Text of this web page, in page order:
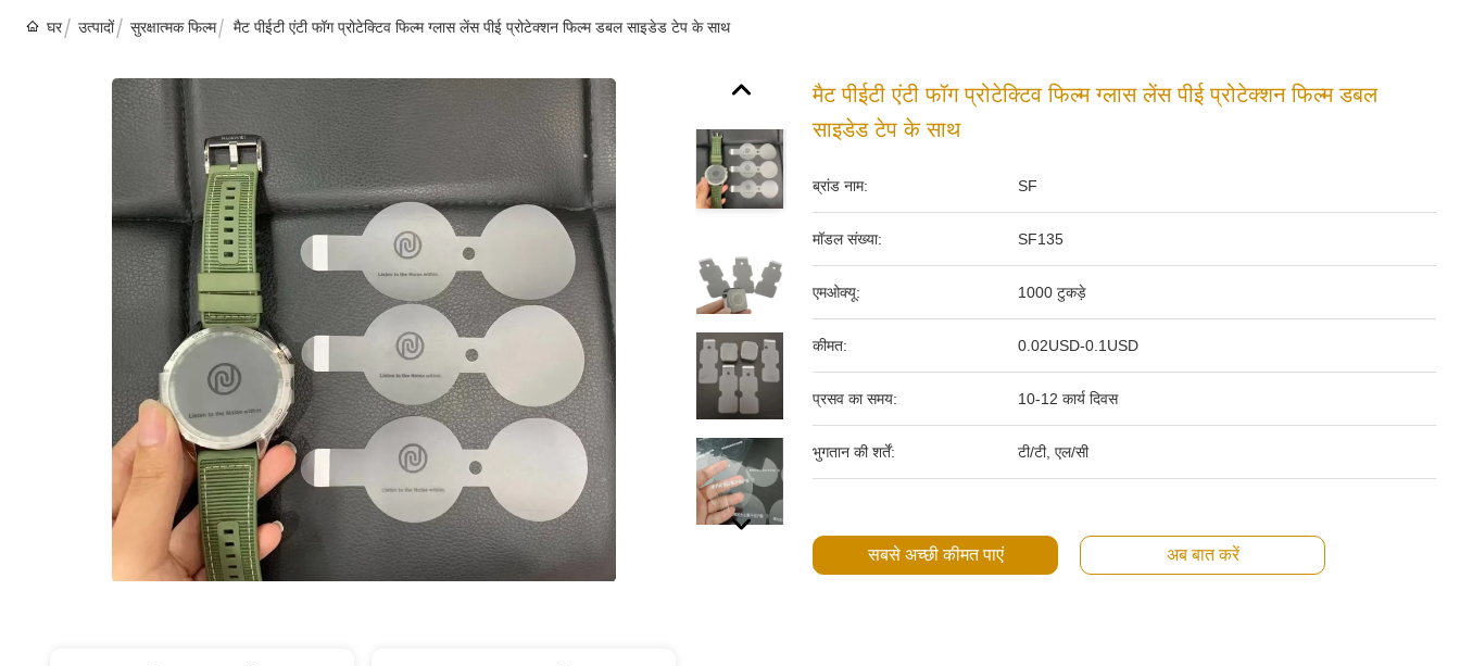
घर उत्पादों सुरक्षात्मक फिल्म मैट पीईटी एंटी फॉग प्रोटेक्टिव फिल्म ग्लास लेंस पीई प्रोटेक्शन फिल्म डबल साइडेड टेप के साथ
मैट पीईटी एंटी फॉग प्रोटेक्टिव फिल्म ग्लास लेंस पीई प्रोटेक्शन फिल्म डबल
साइडेड टेप के साथ
ब्रांड नाम: SF
मॉडल संख्या: SF135
एमओक्यू: 1000 टुकड़े
कीमत: 0.02USD-0.1USD
प्रसव का समय: 10-12 कार्य दिवस
भुगतान की शर्तें: टी/टी, एल/सी
सबसे अच्छी कीमत पाएं अब बात करें